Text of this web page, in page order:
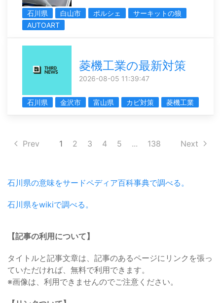
石川県 白山市 ポルシェ
サーキットの狼
AUTOART
菱機工業の最新対策
2026-08-05 11:39:47
石川県 金沢市 富山県 カビ対策 菱機工業
Prev 1 2 3 4 5 ... 138 Next
石川県の意味をサードペディア百科事典で調べる。
石川県をwikiで調べる。
【記事の利用について】
タイトルと記事文章は、記事のあるページにリンクを張っ
ていただければ、無料で利用できます。
※画像は、利用できませんのでご注意ください。